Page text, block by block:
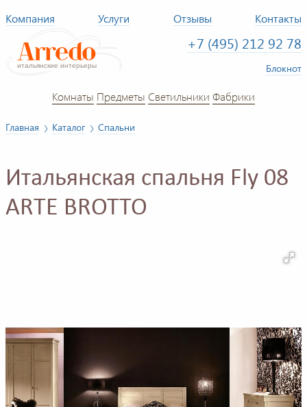
Компания Услуги Отзывы Контакты
+7 (495) 212 92 78
Блокнот
Комнаты Предметы Светильники Фабрики
Главная Каталог Спальни
Итальянская спальня Fly 08
ARTE BROTTO